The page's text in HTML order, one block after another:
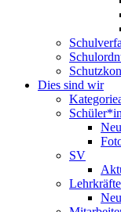
Dies sind wir
SV
Lehrkräfte